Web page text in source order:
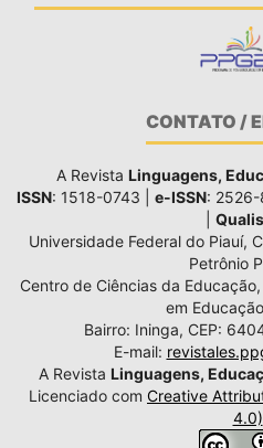
CONTATO /
A Revista Linguagens,
ISSN: 1518-0743 | e-ISSN: 2526-
Universidade Federal do Piauí,
Petrônio
Centro de Ciências da
em
Bairro: Ininga, CEP:
E-mail:
A Revista Linguagens,
Licenciado com Creative
4.0)